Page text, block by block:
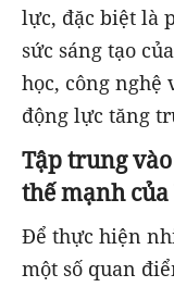
lực, đặc biệt là
sức sáng tạo
học, công nghệ
động lực tăng
Tập trung
thế mạnh
Để thực hiện
một số quan